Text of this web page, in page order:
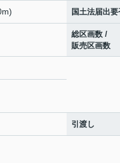
国土法届出要
総区画数 /
販売区画数
引渡し